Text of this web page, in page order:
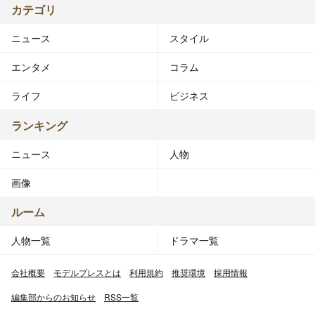
カテゴリ
ニュース スタイル
エンタメ コラム
ライフ ビジネス
ランキング
ニュース 人物
画像
ルーム
人物一覧 ドラマ一覧
会社概要 モデルプレスとは 利用規約 推奨環境 採用情報
編集部からのお知らせ RSS一覧